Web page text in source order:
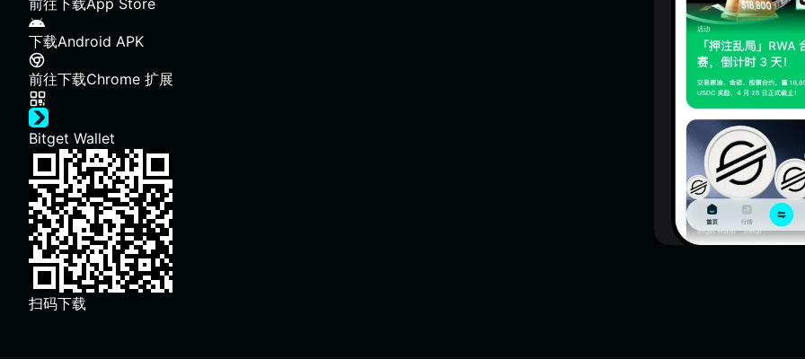
前往下载App Store
下载Android APK
前往下载Chrome 扩展
Bitget Wallet
扫码下载